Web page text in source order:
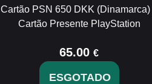
Cartão PSN 650 DKK (Dinamarca)
Cartão Presente PlayStation
65.00 €
ESGOTADO